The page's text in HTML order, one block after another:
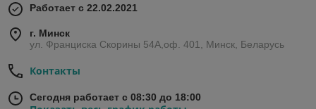
коммунальной, лесозаготовительной, горнодобывающей и
подбор оборудования по каталожному номеру, модели
машины, техническим характеристикам и параметрам
Гидромоторы и гидронасосы
надёжностью, эффективностью и продолжительным сроком
службы. Они обеспечивают стабильную передачу крутящего
Работает с 22.02.2021
г. Минск
ул. Франциска Скорины 54А,оф. 401, Минск, Беларусь
Контакты
Сегодня работает с 08:30 до 18:00